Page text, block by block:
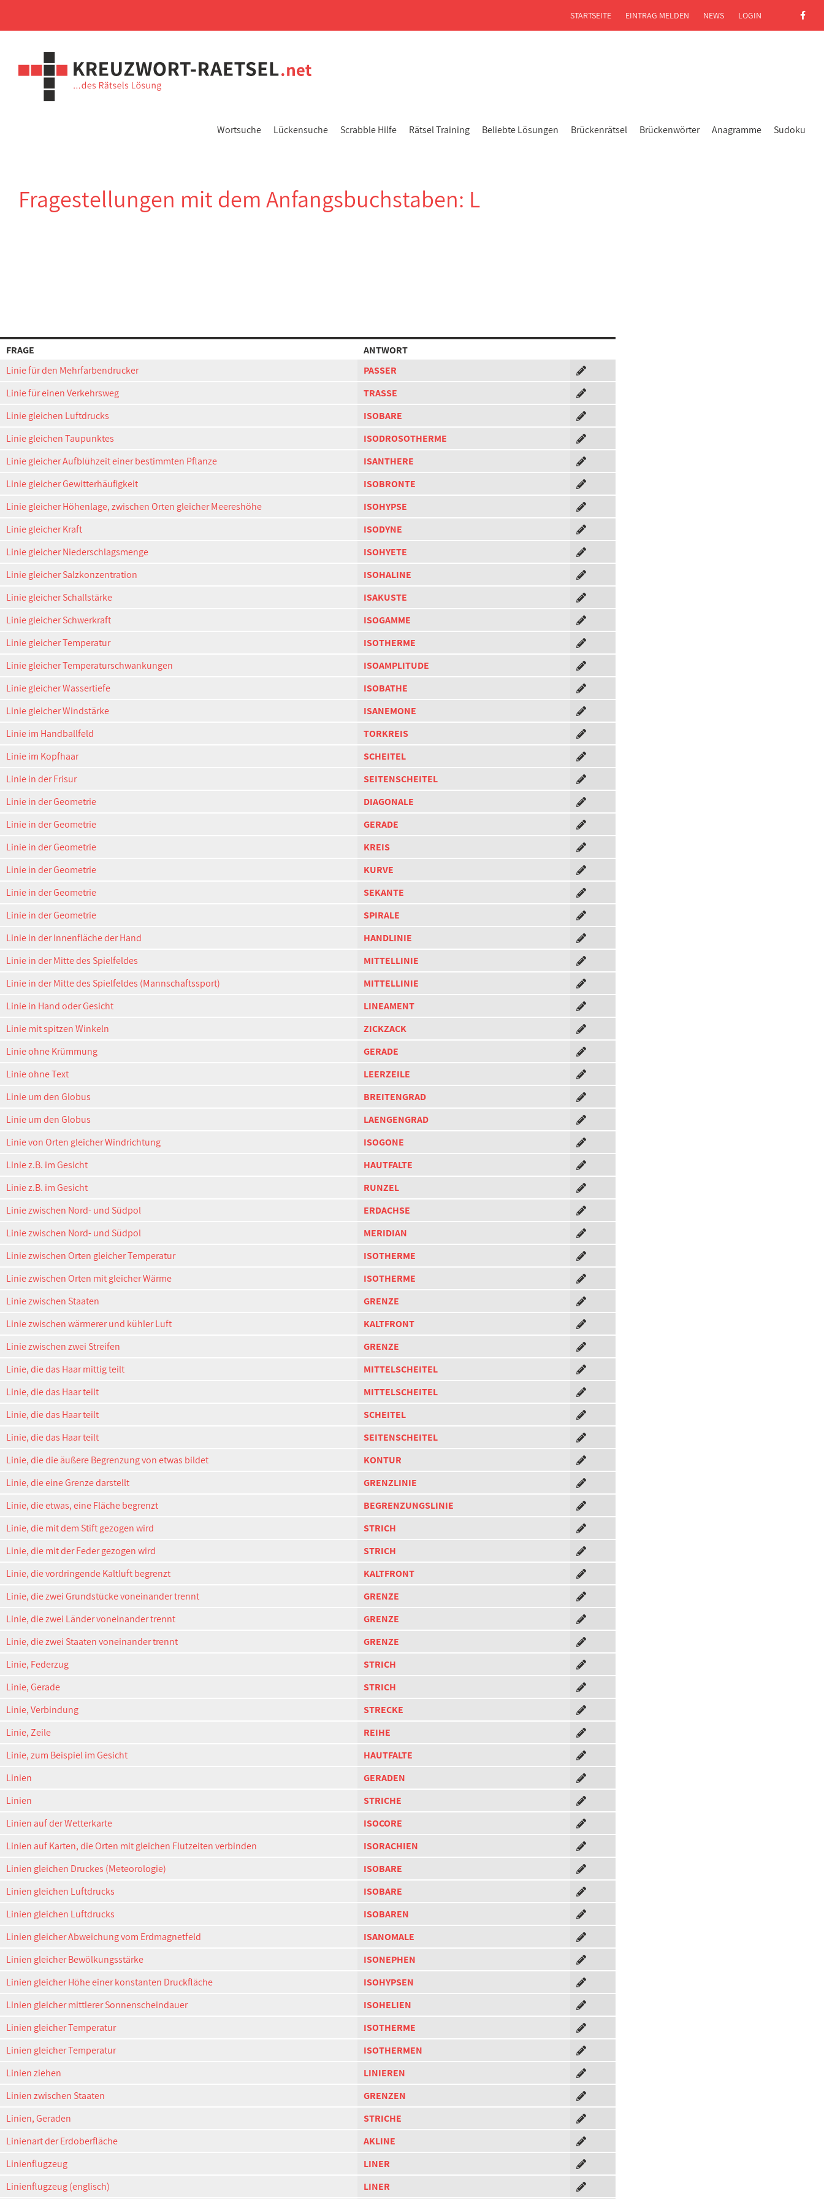
Wortsuche Lückensuche Scrabble Hilfe Rätsel Training Beliebte Lösungen Brückenrätsel Brückenwörter Anagramme Sudoku
STARTSEITE EINTRAG MELDEN NEWS LOGIN
Fragestellungen mit dem Anfangsbuchstaben: L
FRAGE
ANTWORT
Linie für den Mehrfarbendrucker
PASSER
Linie für einen Verkehrsweg
TRASSE
Linie gleichen Luftdrucks
ISOBARE
Linie gleichen Taupunktes
ISODROSOTHERME
Linie gleicher Aufblühzeit einer bestimmten Pflanze
ISANTHERE
Linie gleicher Gewitterhäufigkeit
ISOBRONTE
Linie gleicher Höhenlage, zwischen Orten gleicher Meereshöhe
ISOHYPSE
Linie gleicher Kraft
ISODYNE
Linie gleicher Niederschlagsmenge
ISOHYETE
Linie gleicher Salzkonzentration
ISOHALINE
Linie gleicher Schallstärke
ISAKUSTE
Linie gleicher Schwerkraft
ISOGAMME
Linie gleicher Temperatur
ISOTHERME
Linie gleicher Temperaturschwankungen
ISOAMPLITUDE
Linie gleicher Wassertiefe
ISOBATHE
Linie gleicher Windstärke
ISANEMONE
Linie im Handballfeld
TORKREIS
Linie im Kopfhaar
SCHEITEL
Linie in der Frisur
SEITENSCHEITEL
Linie in der Geometrie
DIAGONALE
Linie in der Geometrie
GERADE
Linie in der Geometrie
KREIS
Linie in der Geometrie
KURVE
Linie in der Geometrie
SEKANTE
Linie in der Geometrie
SPIRALE
Linie in der Innenfläche der Hand
HANDLINIE
Linie in der Mitte des Spielfeldes
MITTELLINIE
Linie in der Mitte des Spielfeldes (Mannschaftssport)
MITTELLINIE
Linie in Hand oder Gesicht
LINEAMENT
Linie mit spitzen Winkeln
ZICKZACK
Linie ohne Krümmung
GERADE
Linie ohne Text
LEERZEILE
Linie um den Globus
BREITENGRAD
Linie um den Globus
LAENGENGRAD
Linie von Orten gleicher Windrichtung
ISOGONE
Linie z.B. im Gesicht
HAUTFALTE
Linie z.B. im Gesicht
RUNZEL
Linie zwischen Nord- und Südpol
ERDACHSE
Linie zwischen Nord- und Südpol
MERIDIAN
Linie zwischen Orten gleicher Temperatur
ISOTHERME
Linie zwischen Orten mit gleicher Wärme
ISOTHERME
Linie zwischen Staaten
GRENZE
Linie zwischen wärmerer und kühler Luft
KALTFRONT
Linie zwischen zwei Streifen
GRENZE
Linie, die das Haar mittig teilt
MITTELSCHEITEL
Linie, die das Haar teilt
MITTELSCHEITEL
Linie, die das Haar teilt
SCHEITEL
Linie, die das Haar teilt
SEITENSCHEITEL
Linie, die die äußere Begrenzung von etwas bildet
KONTUR
Linie, die eine Grenze darstellt
GRENZLINIE
Linie, die etwas, eine Fläche begrenzt
BEGRENZUNGSLINIE
Linie, die mit dem Stift gezogen wird
STRICH
Linie, die mit der Feder gezogen wird
STRICH
Linie, die vordringende Kaltluft begrenzt
KALTFRONT
Linie, die zwei Grundstücke voneinander trennt
GRENZE
Linie, die zwei Länder voneinander trennt
GRENZE
Linie, die zwei Staaten voneinander trennt
GRENZE
Linie, Federzug
STRICH
Linie, Gerade
STRICH
Linie, Verbindung
STRECKE
Linie, Zeile
REIHE
Linie, zum Beispiel im Gesicht
HAUTFALTE
Linien
GERADEN
Linien
STRICHE
Linien auf der Wetterkarte
ISOCORE
Linien auf Karten, die Orten mit gleichen Flutzeiten verbinden
ISORACHIEN
Linien gleichen Druckes (Meteorologie)
ISOBARE
Linien gleichen Luftdrucks
ISOBARE
Linien gleichen Luftdrucks
ISOBAREN
Linien gleicher Abweichung vom Erdmagnetfeld
ISANOMALE
Linien gleicher Bewölkungsstärke
ISONEPHEN
Linien gleicher Höhe einer konstanten Druckfläche
ISOHYPSEN
Linien gleicher mittlerer Sonnenscheindauer
ISOHELIEN
Linien gleicher Temperatur
ISOTHERME
Linien gleicher Temperatur
ISOTHERMEN
Linien ziehen
LINIEREN
Linien zwischen Staaten
GRENZEN
Linien, Geraden
STRICHE
Linienart der Erdoberfläche
AKLINE
Linienflugzeug
LINER
Linienflugzeug (englisch)
LINER